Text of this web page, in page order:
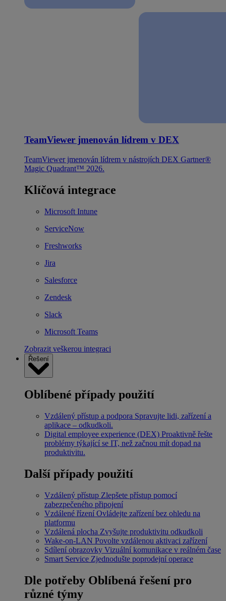
TeamViewer jmenován lídrem v DEX
TeamViewer jmenován lídrem v nástrojích DEX Gartner®
Magic Quadrant™ 2026.
Klíčová integrace
Microsoft Intune
ServiceNow
Freshworks
Jira
Salesforce
Zendesk
Slack
Microsoft Teams
Zobrazit veškerou integraci
Řešení
Oblíbené případy použití
Vzdálený přístup a podpora Spravujte lidi, zařízení a
aplikace – odkudkoli.
Digital employee experience (DEX) Proaktivně řešte
problémy týkající se IT, než začnou mít dopad na
produktivitu.
Další případy použití
Vzdálený přístup Zlepšete přístup pomocí
zabezpečeného připojení
Vzdálené řízení Ovládejte zařízení bez ohledu na
platformu
Vzdálená plocha Zvyšujte produktivitu odkudkoli
Wake-on-LAN Povolte vzdálenou aktivaci zařízení
Sdílení obrazovky Vizuální komunikace v reálném čase
Smart Service Zjednodušte poprodejní operace
Dle potřeby Oblíbená řešení pro
různé týmy